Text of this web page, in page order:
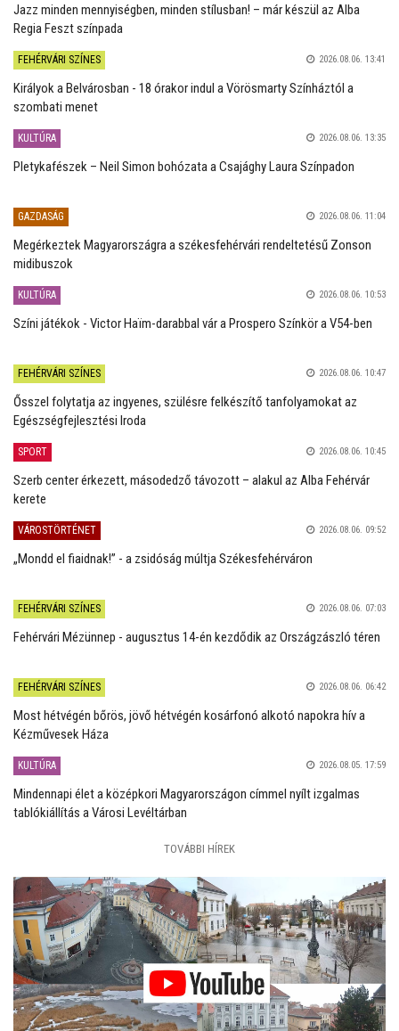
Jazz minden mennyiségben, minden stílusban! – már készül az Alba
Regia Feszt színpada
FEHÉRVÁRI SZÍNES 2026.08.06. 13:41
Királyok a Belvárosban - 18 órakor indul a Vörösmarty Színháztól a
szombati menet
KULTÚRA 2026.08.06. 13:35
Pletykafészek – Neil Simon bohózata a Csajághy Laura Színpadon
GAZDASÁG 2026.08.06. 11:04
Megérkeztek Magyarországra a székesfehérvári rendeltetésű Zonson
midibuszok
KULTÚRA 2026.08.06. 10:53
Színi játékok - Victor Haïm-darabbal vár a Prospero Színkör a V54-ben
FEHÉRVÁRI SZÍNES 2026.08.06. 10:47
Ősszel folytatja az ingyenes, szülésre felkészítő tanfolyamokat az
Egészségfejlesztési Iroda
SPORT 2026.08.06. 10:45
Szerb center érkezett, másodedző távozott – alakul az Alba Fehérvár
kerete
VÁROSTÖRTÉNET 2026.08.06. 09:52
„Mondd el fiaidnak!” - a zsidóság múltja Székesfehérváron
FEHÉRVÁRI SZÍNES 2026.08.06. 07:03
Fehérvári Mézünnep - augusztus 14-én kezdődik az Országzászló téren
FEHÉRVÁRI SZÍNES 2026.08.06. 06:42
Most hétvégén bőrös, jövő hétvégén kosárfonó alkotó napokra hív a
Kézművesek Háza
KULTÚRA 2026.08.05. 17:59
Mindennapi élet a középkori Magyarországon címmel nyílt izgalmas
tablókiállítás a Városi Levéltárban
TOVÁBBI HÍREK